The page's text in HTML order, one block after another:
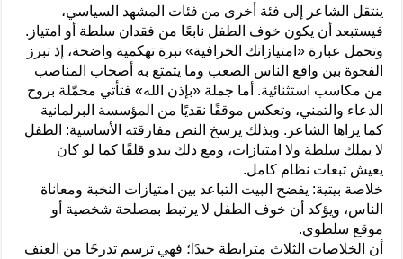
ينتقل الشاعر إلى فئة أخرى من فئات المشهد السياسي،
فيستبعد أن يكون خوف الطفل نابعًا من فقدان سلطة أو امتياز.
وتحمل عبارة «امتيازاتك الخرافية» نبرة تهكمية واضحة، إذ تبرز
الفجوة بين واقع الناس الصعب وما يتمتع به أصحاب المناصب
من مكاسب استثنائية. أما جملة «بإذن الله» فتأتي محمّلة بروح
الدعاء والتمني، وتعكس موقفًا نقديًا من المؤسسة البرلمانية
كما يراها الشاعر. وبذلك يرسخ النص مفارقته الأساسية: الطفل
لا يملك سلطة ولا امتيازات، ومع ذلك يبدو قلقًا كما لو كان
يعيش تبعات نظام كامل.
خلاصة بيتية: يفضح البيت التباعد بين امتيازات النخبة ومعاناة
الناس، ويؤكد أن خوف الطفل لا يرتبط بمصلحة شخصية أو
موقع سلطوي.
أن الخلاصات الثلاث مترابطة جيدًا؛ فهي ترسم تدرجًا من العنف